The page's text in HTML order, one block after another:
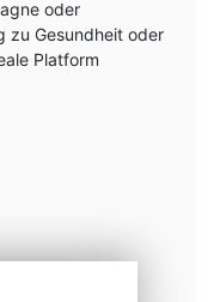
oder
zu Gesundheit oder
Platform